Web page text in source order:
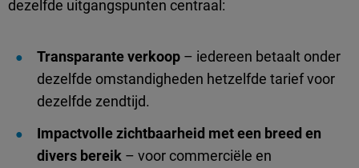
dezelfde uitgangspunten centraal:
Transparante verkoop – iedereen betaalt onder
dezelfde omstandigheden hetzelfde tarief voor
dezelfde zendtijd.
Impactvolle zichtbaarheid met een breed en
divers bereik – voor commerciële en